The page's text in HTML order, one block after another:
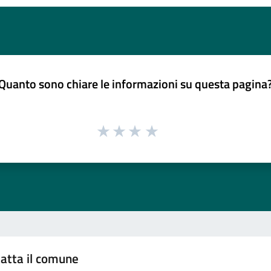
sono chiare le informazioni su questa
il comune